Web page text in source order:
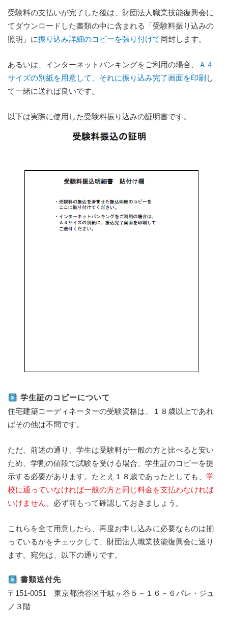
受験料の支払いが完了した後は、財団法人職業技能復興会に
てダウンロードした書類の中に含まれる「受験料振り込みの
照明」に振り込み詳細のコピーを張り付けて 同封します。
あるいは、インターネットバンキングをご利用の場合、
Ａ４
サイズの別紙を用意して、それに振り込み完了画面を印刷 し
て一緒に送れば良いです。
以下は実際に使用した受験料振り込みの証明書です。
学生証のコピーについて
住宅建築コーディネーターの受験資格は、１８歳以上であれ
ばその他は不問です。
ただ、前述の通り、学生は受験料が一般の方と比べると安い
ため、学割の値段で試験を受ける場合、学生証のコピーを提
示する必要があります。たとえ１８歳であったとしても、 学
校に通っていなければ一般の方と同じ料金を支払わなければ
いけません。 必ず前もって確認しておきましょう。
これらを全て用意したら、再度お申し込みに必要なものは揃
っているかをチェックして、財団法人職業技能復興会に送り
ます。宛先は、以下の通りです。
書類送付先
〒151-0051 東京都渋谷区千駄ヶ谷５－１６－６パレ・ジュ
ノ３階